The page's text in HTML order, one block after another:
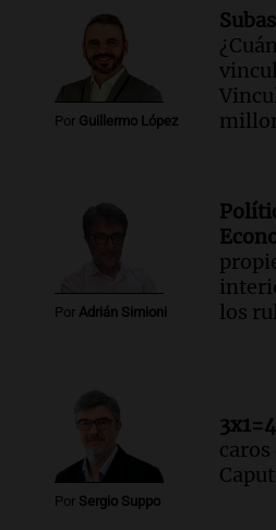
Episodios
Audio.
Joan
Messi hubiera
Una mañana para todos
Episodios
Jorge Messi en una
Vargas en 2007
Una mañana para todos
Audio.El abuelo de
Episodios
Audio.
Una
del desayuno ideal:
conviene priorizar
Una mañana para todos
Por Guillermo López
Por Adrián Simioni
los
Por Sergio Suppo